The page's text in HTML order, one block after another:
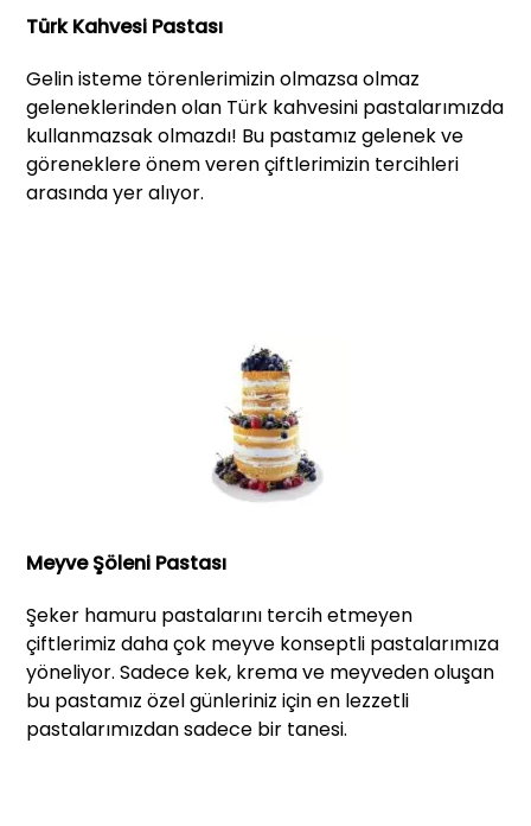
Türk Kahvesi Pastası
Gelin isteme törenlerimizin olmazsa olmaz
geleneklerinden olan Türk kahvesini pastalarımızda
kullanmazsak olmazdı! Bu pastamız gelenek ve
göreneklere önem veren çiftlerimizin tercihleri
arasında yer alıyor.
Meyve Şöleni Pastası
Şeker hamuru pastalarını tercih etmeyen
çiftlerimiz daha çok meyve konseptli pastalarımıza
yöneliyor. Sadece kek, krema ve meyveden oluşan
bu pastamız özel günleriniz için en lezzetli
pastalarımızdan sadece bir tanesi.